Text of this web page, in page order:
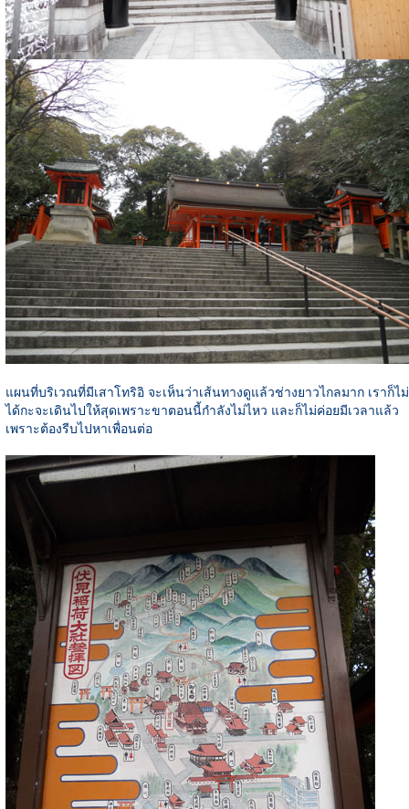
แผนที่บริเวณที่มีเสาโทริอิ จะเห็นว่าเส้นทางดูแล้วช่างยาวไกลมาก เราก็ไม่
ได้กะจะเดินไปให้สุดเพราะขาตอนนี้กำลังไม่ไหว และก็ไม่ค่อยมีเวลาแล้ว
เพราะต้องรีบไปหาเพื่อนต่อ